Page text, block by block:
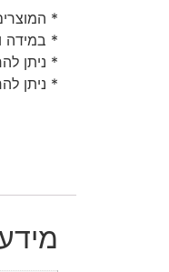
*
* במידה
* ניתן
* ניתן